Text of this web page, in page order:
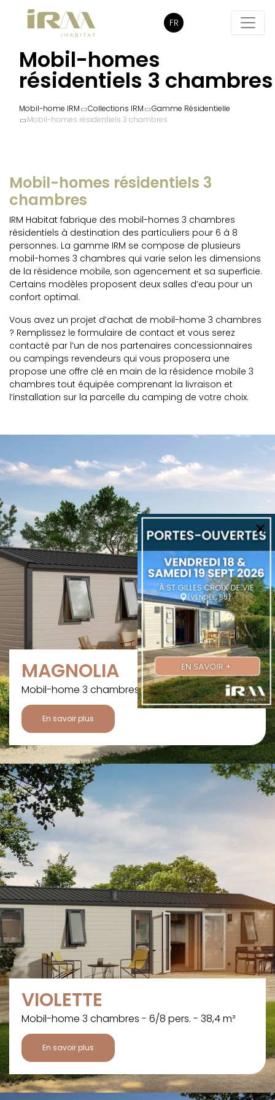
FR
Mobil-homes
résidentiels 3 chambres
Mobil-home IRM Collections IRM
Gamme Résidentielle
Mobil-homes résidentiels 3 chambres
Mobil-homes résidentiels 3
chambres
IRM Habitat fabrique des mobil-homes 3 chambres
résidentiels à destination des particuliers pour 6 à 8
personnes. La gamme IRM se compose de plusieurs
mobil-homes 3 chambres qui varie selon les dimensions
de la résidence mobile, son agencement et sa superficie.
Certains modèles proposent deux salles d’eau pour un
confort optimal.
Vous avez un projet d’achat de mobil-home 3 chambres
? Remplissez le formulaire de contact et vous serez
contacté par l’un de nos partenaires concessionnaires
ou campings revendeurs qui vous proposera une
propose une offre clé en main de la résidence mobile 3
chambres tout équipée comprenant la livraison et
l’installation sur la parcelle du camping de votre choix.
MAGNOLIA
Mobil-home 3 chambres - 6/8 pers. - 31,8 m²
En savoir plus
VIOLETTE
Mobil-home 3 chambres - 6/8 pers. - 38,4 m²
En savoir plus
×